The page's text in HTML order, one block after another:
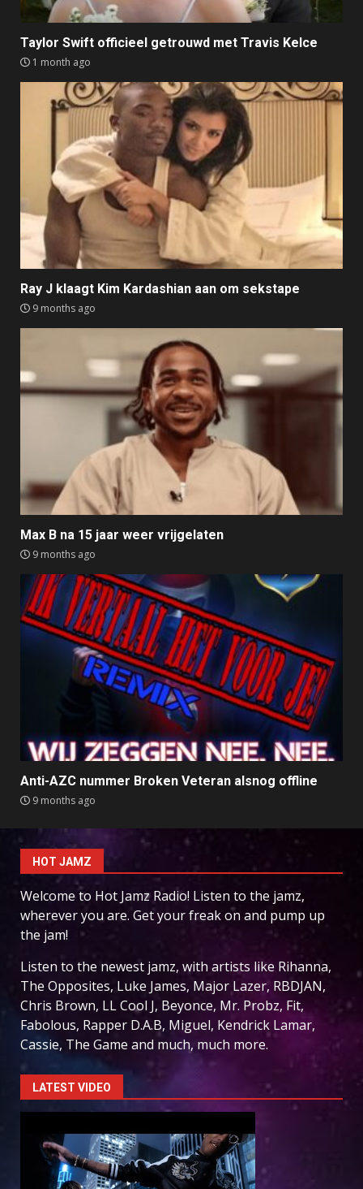
Taylor Swift officieel getrouwd met Travis Kelce
1 month ago
Ray J klaagt Kim Kardashian aan om sekstape
9 months ago
Max B na 15 jaar weer vrijgelaten
9 months ago
Anti-AZC nummer Broken Veteran alsnog offline
9 months ago
HOT JAMZ
Welcome to Hot Jamz Radio! Listen to the jamz,
wherever you are. Get your freak on and pump up
the jam!
Listen to the newest jamz, with artists like Rihanna,
The Opposites, Luke James, Major Lazer, RBDJAN,
Chris Brown, LL Cool J, Beyonce, Mr. Probz, Fit,
Fabolous, Rapper D.A.B, Miguel, Kendrick Lamar,
Cassie, The Game and much, much more.
LATEST VIDEO